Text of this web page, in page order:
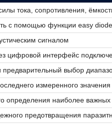
тока, сопротивления,
с помощью функции easy
сигналом
цифровой интерфейс
выбор
измеренного
определения наиболее важных
предотвращения